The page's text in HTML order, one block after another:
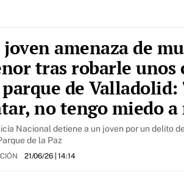
joven amenaza de
tras robarle unos
de Valladolid:
no tengo miedo a
Nacional detiene a un joven por un delito
de la Paz
21/06/26| 14:14